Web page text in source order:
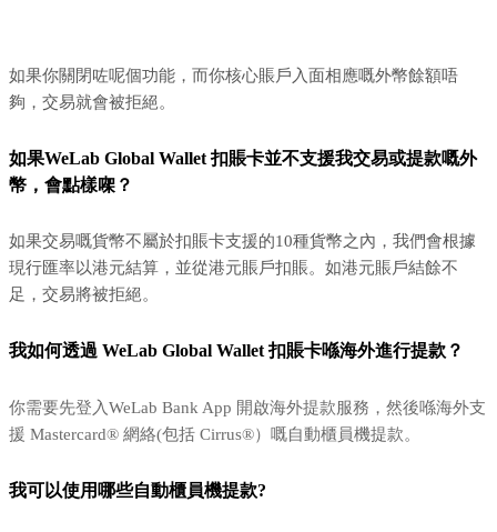
如果你關閉咗呢個功能，而你核心賬戶入面相應嘅外幣餘額唔
夠，交易就會被拒絕。
如果WeLab Global Wallet 扣賬卡並不支援我交易或提款嘅外
幣，會點樣㗎？
如果交易嘅貨幣不屬於扣賬卡支援的10種貨幣之內，我們會根據
現行匯率以港元結算，並從港元賬戶扣賬。如港元賬戶結餘不
足，交易將被拒絕。
我如何透過 WeLab Global Wallet 扣賬卡喺海外進行提款？
你需要先登入WeLab Bank App 開啟海外提款服務，然後喺海外支
援 Mastercard® 網絡(包括 Cirrus®）嘅自動櫃員機提款。
我可以使用哪些自動櫃員機提款?